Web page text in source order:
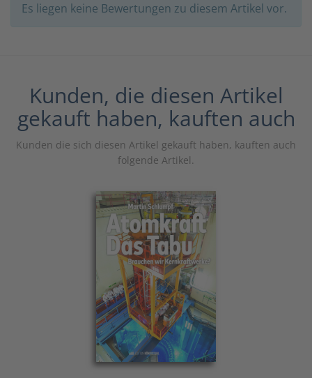
Es liegen keine Bewertungen zu diesem Artikel vor.
Kunden, die diesen Artikel
gekauft haben, kauften auch
Kunden die sich diesen Artikel gekauft haben, kauften auch
folgende Artikel.